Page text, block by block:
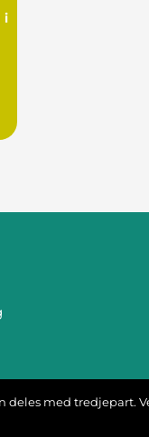
i
med tredjepart.